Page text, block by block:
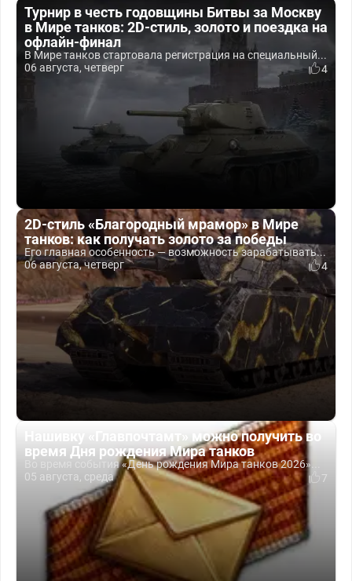
Турнир в честь годовщины Битвы за Москву
в Мире танков: 2D-стиль, золото и поездка на
офлайн-финал
В Мире танков стартовала регистрация на специальный...
06 августа, четверг
4
2D-стиль «Благородный мрамор» в Мире
танков: как получать золото за победы
Его главная особенность — возможность зарабатывать...
06 августа, четверг
4
Нашивку «Главпочтамт» можно получить во
время Дня рождения Мира танков
Во время события «День рождения Мира танков 2026»...
05 августа, среда
7